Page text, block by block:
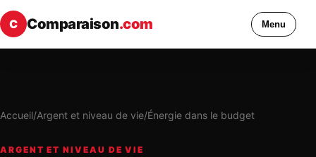
C Comparaison.com Menu
Accueil/Argent et niveau de vie/Énergie dans le budget
ARGENT ET NIVEAU DE VIE